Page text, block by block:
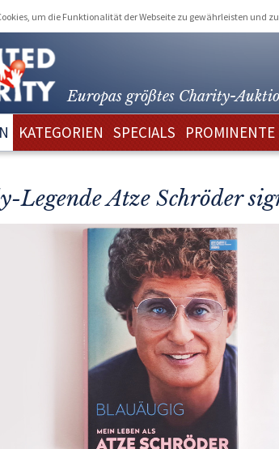
um die Funktionalität der Webseite zu gewährleisten und
Europas größtes Charity-
KATEGORIEN SPECIALS PROMINENTE
Legende Atze Schröder